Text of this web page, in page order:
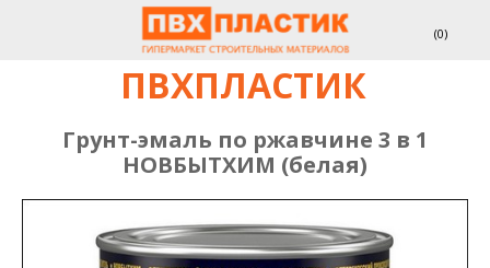
(0)
ПВХПЛАСТИК
Грунт-эмаль по ржавчине 3 в 1
НОВБЫТХИМ (белая)